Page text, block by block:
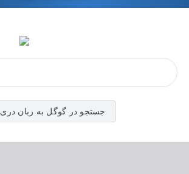
جستجو در گوگل به زبان دری